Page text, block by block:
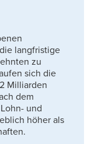
langfristige
zu
sich die
Milliarden
dem
und
höher als